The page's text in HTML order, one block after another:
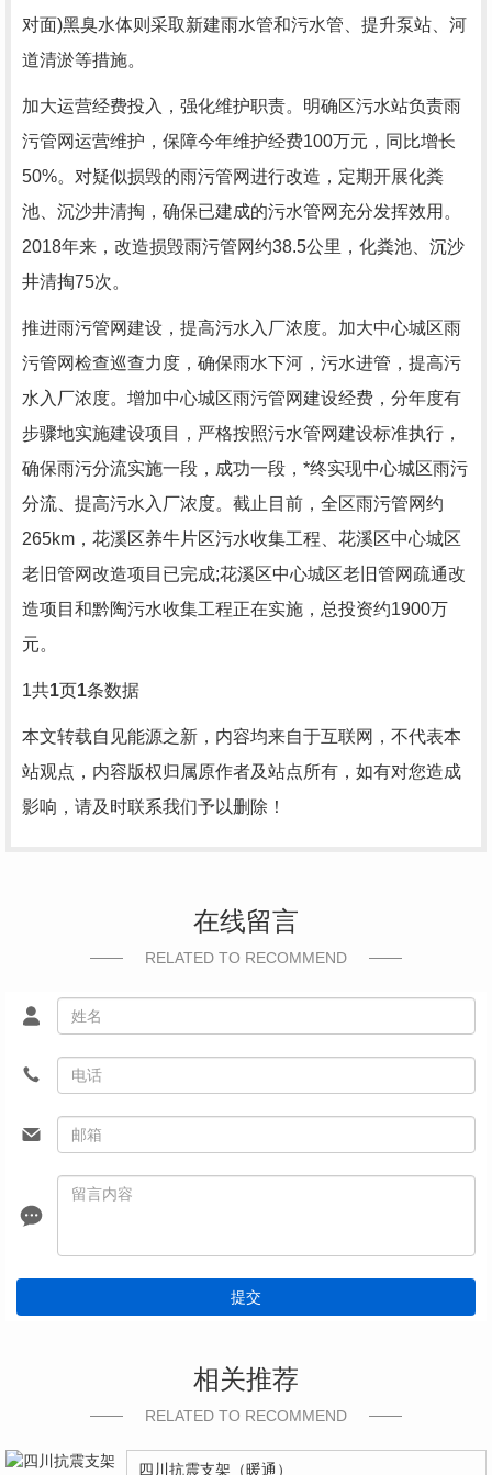
对面)黑臭水体则采取新建雨水管和污水管、提升泵站、河
道清淤等措施。
加大运营经费投入，强化维护职责。明确区污水站负责雨
污管网运营维护，保障今年维护经费100万元，同比增长
50%。对疑似损毁的雨污管网进行改造，定期开展化粪
池、沉沙井清掏，确保已建成的污水管网充分发挥效用。
2018年来，改造损毁雨污管网约38.5公里，化粪池、沉沙
井清掏75次。
推进雨污管网建设，提高污水入厂浓度。加大中心城区雨
污管网检查巡查力度，确保雨水下河，污水进管，提高污
水入厂浓度。增加中心城区雨污管网建设经费，分年度有
步骤地实施建设项目，严格按照污水管网建设标准执行，
确保雨污分流实施一段，成功一段，*终实现中心城区雨污
分流、提高污水入厂浓度。截止目前，全区雨污管网约
265km，花溪区养牛片区污水收集工程、花溪区中心城区
老旧管网改造项目已完成;花溪区中心城区老旧管网疏通改
造项目和黔陶污水收集工程正在实施，总投资约1900万
元。
1共1页1条数据
本文转载自见能源之新，内容均来自于互联网，不代表本
站观点，内容版权归属原作者及站点所有，如有对您造成
影响，请及时联系我们予以删除！
在线留言
RELATED TO RECOMMEND
提交
相关推荐
RELATED TO RECOMMEND
四川抗震支架（暖通）